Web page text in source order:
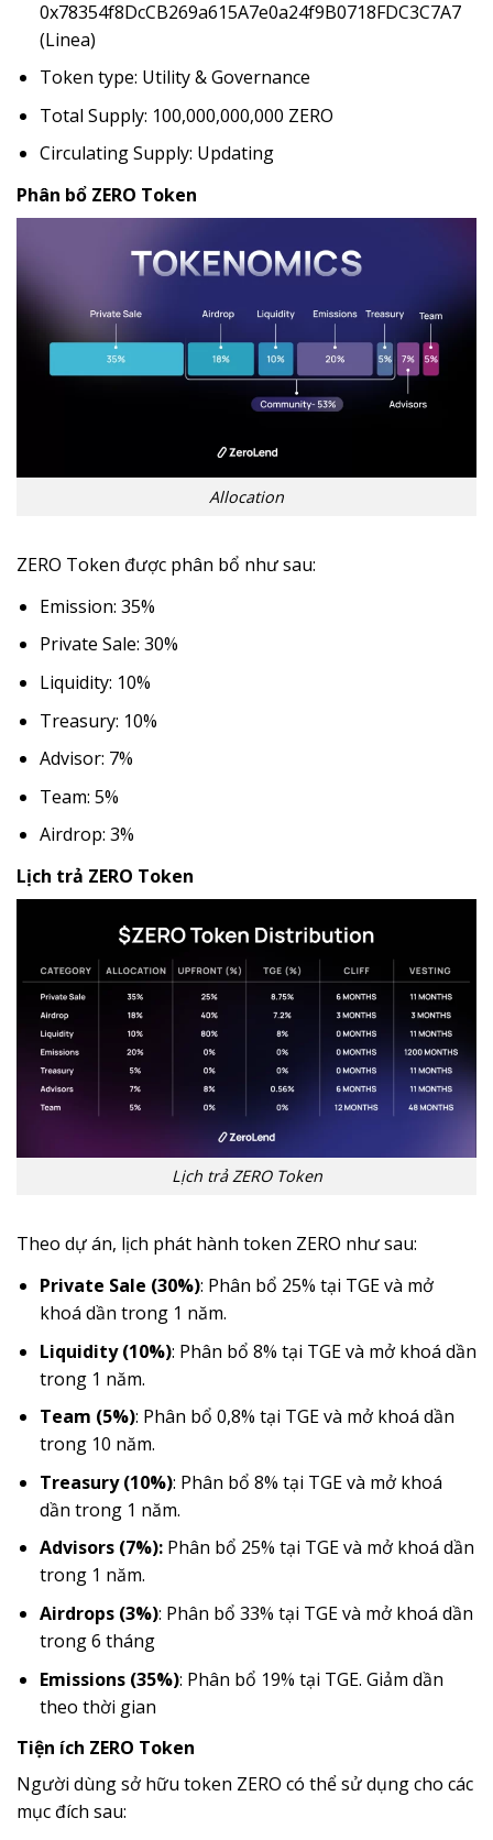
0x78354f8DcCB269a615A7e0a24f9B0718FDC3C7A7
(Linea)
Token type: Utility & Governance
Total Supply: 100,000,000,000 ZERO
Circulating Supply: Updating
Phân bổ ZERO Token
Allocation
ZERO Token được phân bổ như sau:
Emission: 35%
Private Sale: 30%
Liquidity: 10%
Treasury: 10%
Advisor: 7%
Team: 5%
Airdrop: 3%
Lịch trả ZERO Token
Lịch trả ZERO Token
Theo dự án, lịch phát hành token ZERO như sau:
Private Sale (30%): Phân bổ 25% tại TGE và mở
khoá dần trong 1 năm.
Liquidity (10%): Phân bổ 8% tại TGE và mở khoá dần
trong 1 năm.
Team (5%): Phân bổ 0,8% tại TGE và mở khoá dần
trong 10 năm.
Treasury (10%): Phân bổ 8% tại TGE và mở khoá
dần trong 1 năm.
Advisors (7%):Phân bổ 25% tại TGE và mở khoá dần
trong 1 năm.
Airdrops (3%): Phân bổ 33% tại TGE và mở khoá dần
trong 6 tháng
Emissions (35%): Phân bổ 19% tại TGE. Giảm dần
theo thời gian
Tiện ích ZERO Token
Người dùng sở hữu token ZERO có thể sử dụng cho các
mục đích sau: